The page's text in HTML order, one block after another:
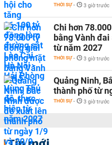
THỜI SỰ - 3 giờ trước
Chi hơn
bằng Vành
từ năm 2027
THỜI SỰ - 3 giờ trước
Quảng Ninh,
thành phố từ
THỜI SỰ - 3 giờ trước